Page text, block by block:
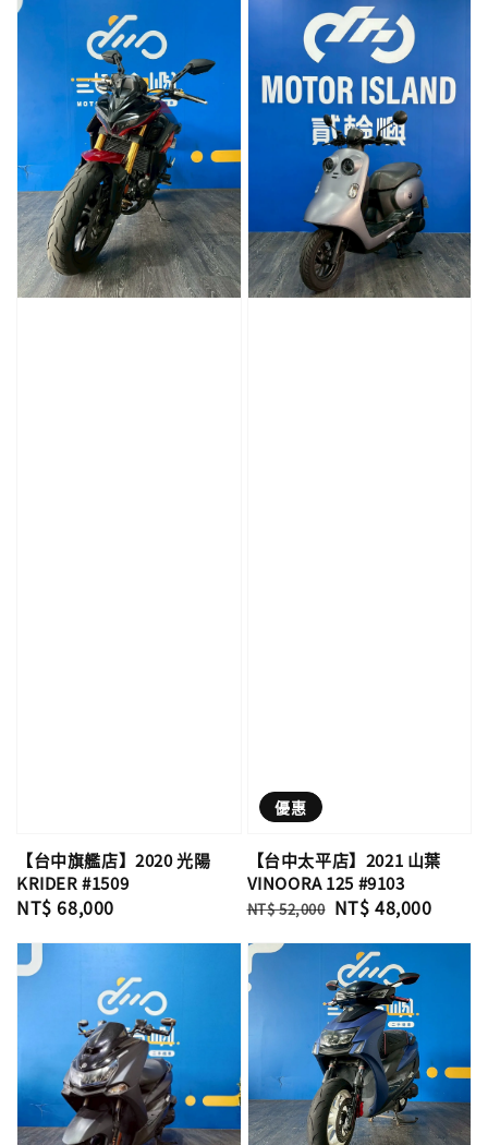
【台中旗艦店】2020 光陽
KRIDER #1509
Regular
NT$ 68,000
優惠
【台中太平店】2021 山葉
VINOORA 125 #9103
Regular
NT$ 52,000 Sale
NT$ 48,000